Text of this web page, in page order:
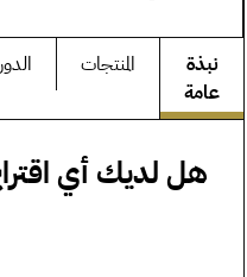
نبذة
عامة
المنتجات
هل لديك أي